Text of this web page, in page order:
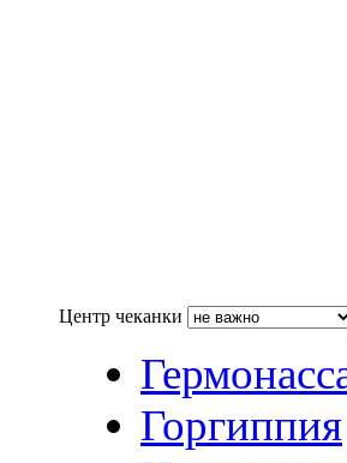
Центр чеканки
Горгиппия